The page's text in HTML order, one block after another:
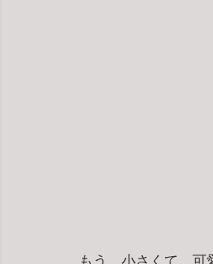
もう、小さくて、可